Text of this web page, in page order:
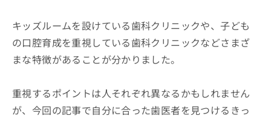
キッズルームを設けている歯科クリニックや、子ども
の口腔育成を重視している歯科クリニックなどさまざ
まな特徴があることが分かりました。
重視するポイントは人それぞれ異なるかもしれません
が、今回の記事で自分に合った歯医者を見つけるきっ